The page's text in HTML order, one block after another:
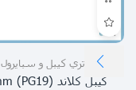
تري كيبل و سبايرول
كيبل كلاند 19mm (PG19)